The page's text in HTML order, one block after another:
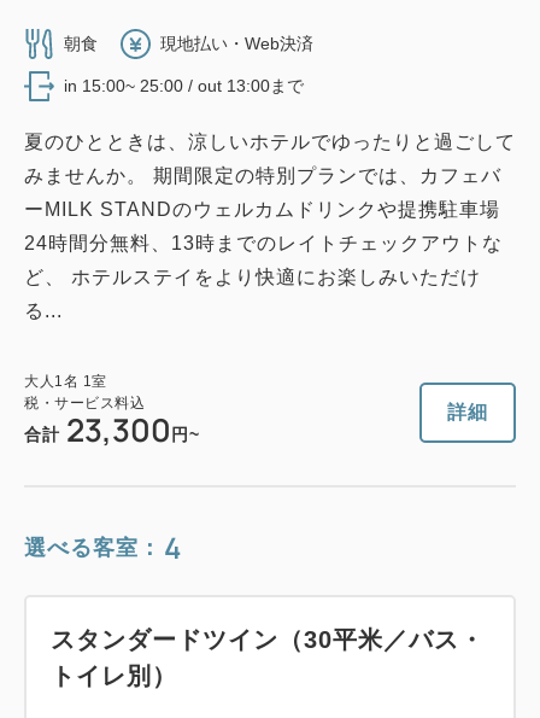
朝食 現地払い・Web決済
in 15:00~ 25:00 / out 13:00まで
夏のひとときは、涼しいホテルでゆったりと過ごして
みませんか。 期間限定の特別プランでは、カフェバ
ーMILK STANDのウェルカムドリンクや提携駐車場
24時間分無料、13時までのレイトチェックアウトな
ど、 ホテルステイをより快適にお楽しみいただけ
る...
大人 1名 1室
税・サービス料込
合計 23,300 円~
詳細
選べる客室： 4
スタンダードツイン（30平米／バス・
トイレ別）